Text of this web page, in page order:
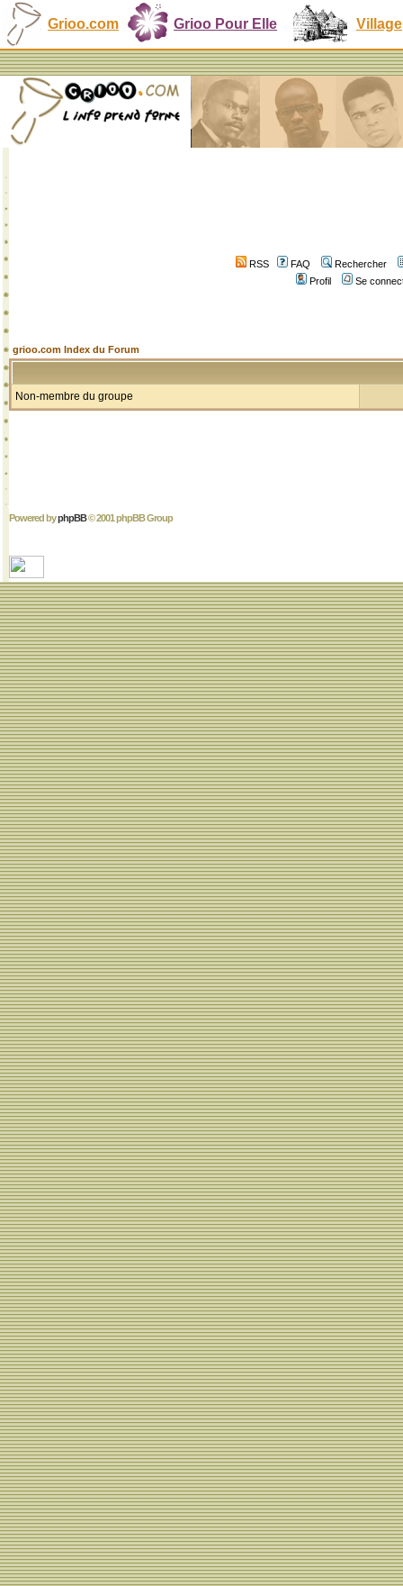
Grioo.com Grioo Pour Elle Village
RSS FAQ
Rechercher
Profil
Se
grioo.com Index du Forum
Non-membre du groupe
Powered byphpBB© 2001 phpBB Group